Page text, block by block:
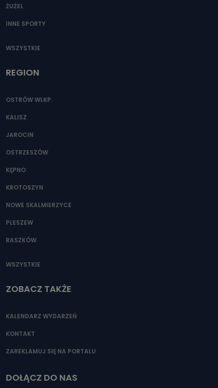
ŻUŻEL
INNE SPORTY
WSZYSTKIE
REGION
OSTRÓW WLKP.
KALISZ
JAROCIN
OSTRZESZÓW
KĘPNO
KROTOSZYN
NOWE SKALMIERZYCE
PLESZEW
RASZKÓW
WSZYSTKIE
ZOBACZ TAKŻE
KALENDARZ WYDARZEŃ
KONTAKT
ZAREKLAMUJ SIĘ NA PORTALU
DOŁĄCZ DO NAS